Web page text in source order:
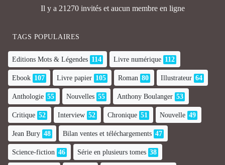
Il y a 21270 invités et aucun membre en ligne
TAGS POPULAIRES
Editions Mots & Légendes 114 Livre numérique 112
Ebook 107 Livre papier 105 Roman 80 Illustrateur 64
Anthologie 55 Nouvelles 55 Anthony Boulanger 53
Critique 52 Interview 52 Chronique 51 Nouvelle 49
Jean Bury 48 Bilan ventes et téléchargements 47
Science-fiction 46 Série en plusieurs tomes 38